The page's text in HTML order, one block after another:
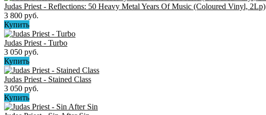
Judas Priest - Reflections: 50 Heavy Metal Years Of Music (Coloured Vinyl, 2Lp)
3 800 руб.
Купить
Judas Priest - Turbo
3 050 руб.
Купить
Judas Priest - Stained Class
3 050 руб.
Купить